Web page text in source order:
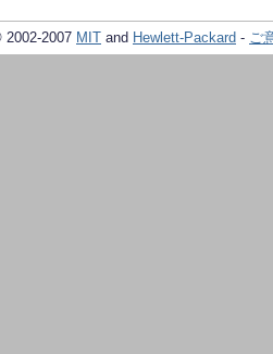
2007 MIT and Hewlett-Packard - ご